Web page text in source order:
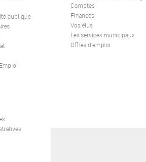
publique
Comptes
Finances
Vos élus
Les services municipaux
Offres d’emploi